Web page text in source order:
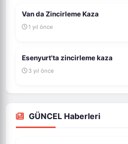
Van da Zincirleme Kaza
1 yıl önce
Esenyurt'ta zincirleme kaza
3 yıl önce
GÜNCEL Haberleri